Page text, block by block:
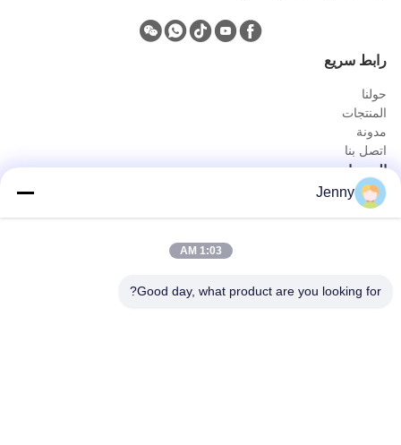
رابط سريع
حولنا
المنتجات
مدونة
اتصل بنا
المنتجات
شاحنة النفط والغاز
شاحنة الصرف الصحي
شاحنة نقل الزراعة والحيوانات والأغذية
على الطرق الوعرة شاحنة
Jenny
1:03 AM
Good day, what product are you looking for?